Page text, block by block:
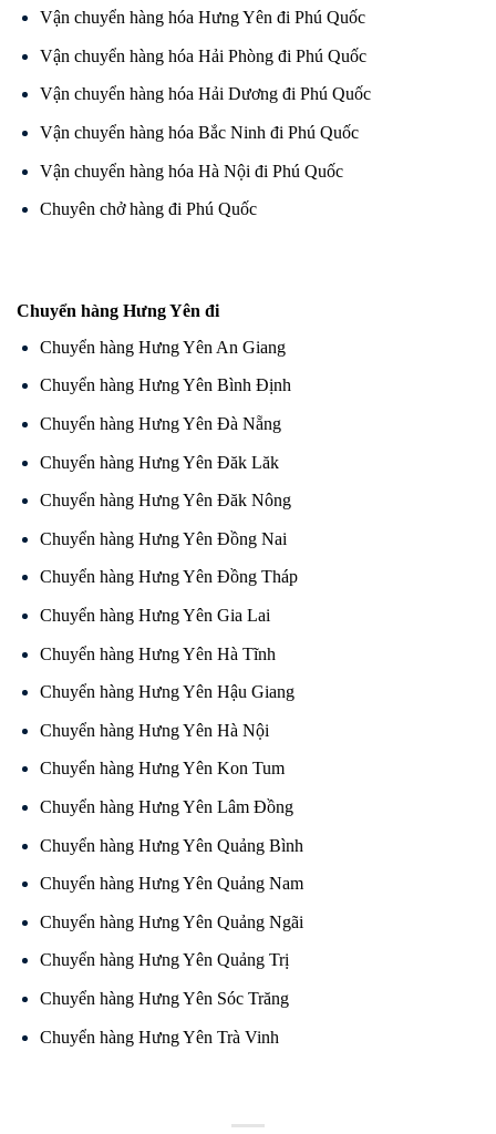
Vận chuyển hàng hóa Hưng Yên đi Phú Quốc
Vận chuyển hàng hóa Hải Phòng đi Phú Quốc
Vận chuyển hàng hóa Hải Dương đi Phú Quốc
Vận chuyển hàng hóa Bắc Ninh đi Phú Quốc
Vận chuyển hàng hóa Hà Nội đi Phú Quốc
Chuyên chở hàng đi Phú Quốc
Chuyển hàng Hưng Yên đi
Chuyển hàng Hưng Yên An Giang
Chuyển hàng Hưng Yên Bình Định
Chuyển hàng Hưng Yên Đà Nẵng
Chuyển hàng Hưng Yên Đăk Lăk
Chuyển hàng Hưng Yên Đăk Nông
Chuyển hàng Hưng Yên Đồng Nai
Chuyển hàng Hưng Yên Đồng Tháp
Chuyển hàng Hưng Yên Gia Lai
Chuyển hàng Hưng Yên Hà Tĩnh
Chuyển hàng Hưng Yên Hậu Giang
Chuyển hàng Hưng Yên Hà Nội
Chuyển hàng Hưng Yên Kon Tum
Chuyển hàng Hưng Yên Lâm Đồng
Chuyển hàng Hưng Yên Quảng Bình
Chuyển hàng Hưng Yên Quảng Nam
Chuyển hàng Hưng Yên Quảng Ngãi
Chuyển hàng Hưng Yên Quảng Trị
Chuyển hàng Hưng Yên Sóc Trăng
Chuyển hàng Hưng Yên Trà Vinh